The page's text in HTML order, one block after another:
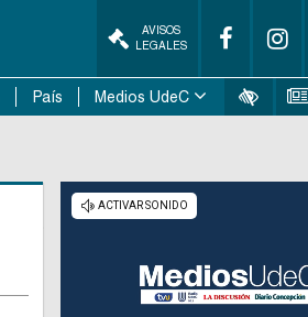
AVISOS
LEGALES
País Medios UdeC